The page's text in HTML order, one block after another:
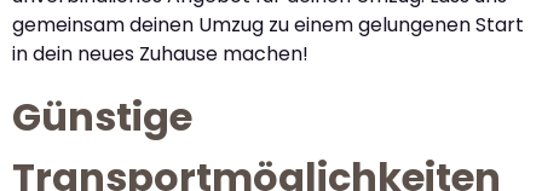
gemeinsam deinen Umzug zu einem gelungenen Start
in dein neues Zuhause machen!
Günstige
Transportmöglichkeiten